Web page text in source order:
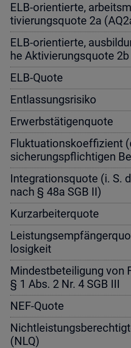
ELB-ori­en­tier­te,
ti­vie­rungs­quo­te 2a
ELB-ori­en­tier­te,
he Ak­ti­vie­rungs­quo­te 2b
ELB-Quote
Ent­las­sungs­ri­si­ko
Er­werbs­tä­ti­gen­quo­te
Fluk­tua­ti­ons­ko­ef­fi­zi­ent
si­che­rungs­pflich­ti­gen
In­te­gra­ti­ons­quo­te (i. S.
nach § 48a SGB II)
Kurz­ar­bei­ter­quo­te
lo­sig­keit
Min­dest­be­tei­li­gung von
§ 1 Abs. 2 Nr. 4 SGB III
NEF-Quote
(NLQ)